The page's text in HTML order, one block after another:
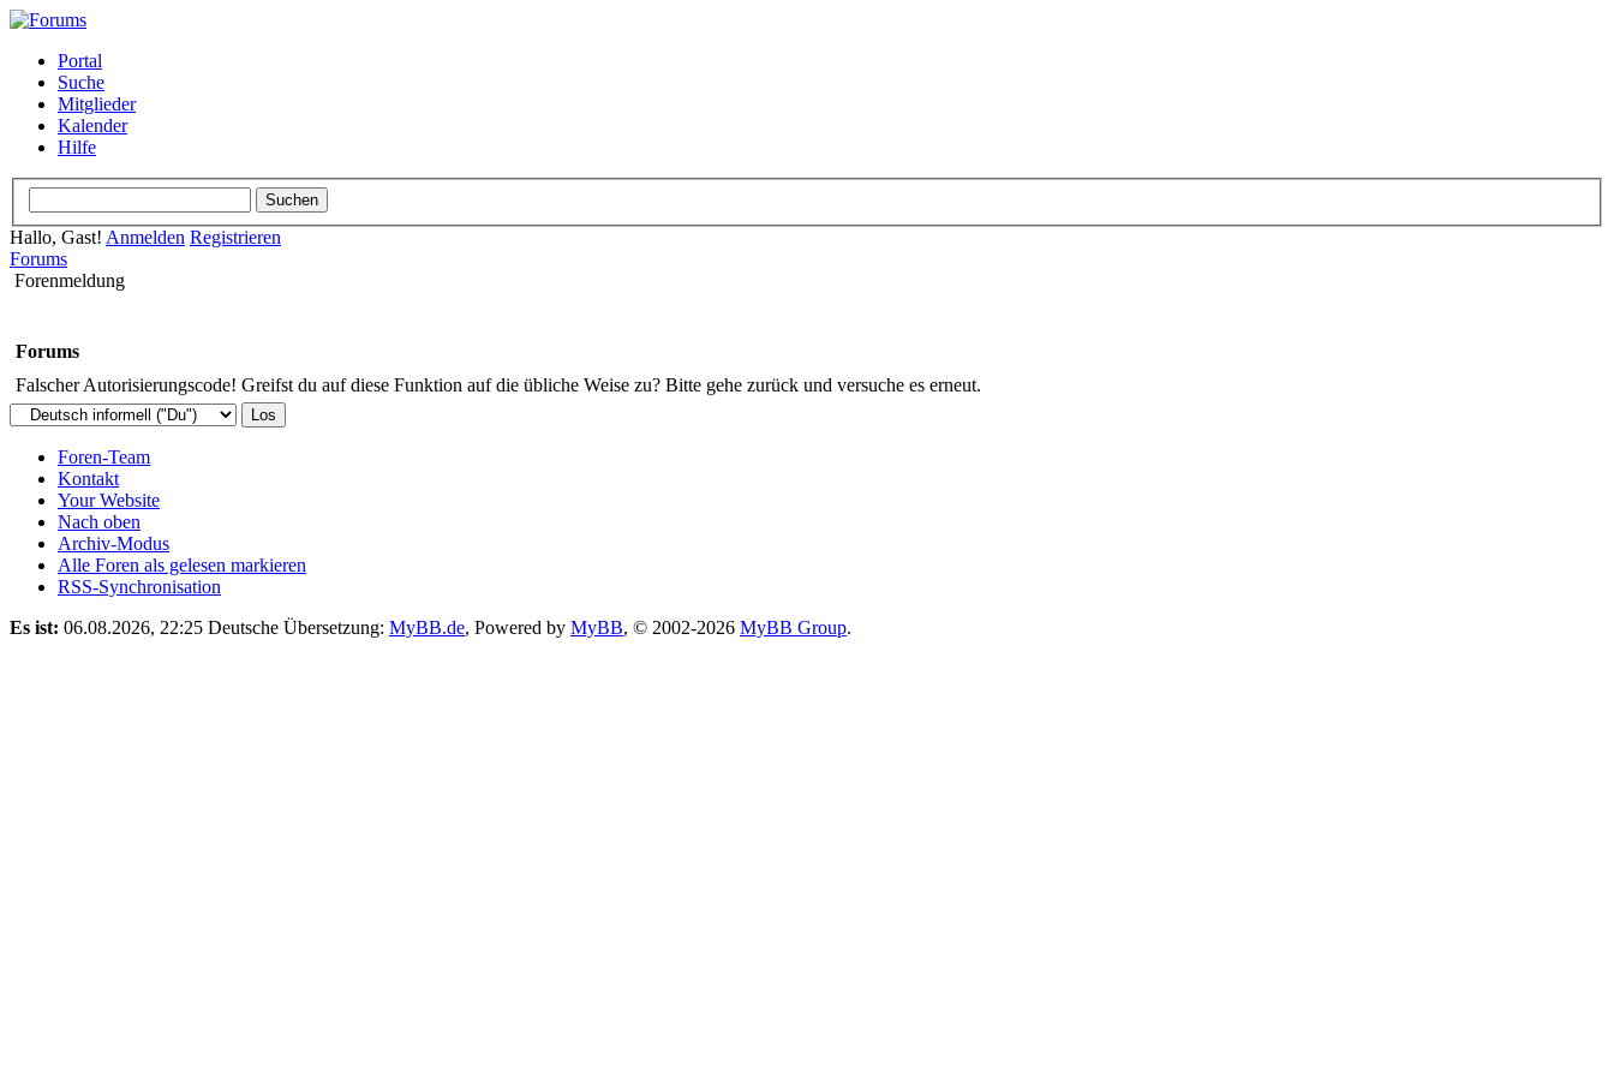
Portal
Suche
Mitglieder
Kalender
Hilfe
Hallo, Gast! Anmelden Registrieren
Forums
Forenmeldung
Forums
Falscher Autorisierungscode! Greifst du auf diese Funktion auf die übliche Weise zu? Bitte gehe zurück und versuche es erneut.
Foren-Team
Kontakt
Your Website
Nach oben
Archiv-Modus
Alle Foren als gelesen markieren
RSS-Synchronisation
Es ist: 06.08.2026, 22:25 Deutsche Übersetzung: MyBB.de, Powered by MyBB, © 2002-2026 MyBB Group.